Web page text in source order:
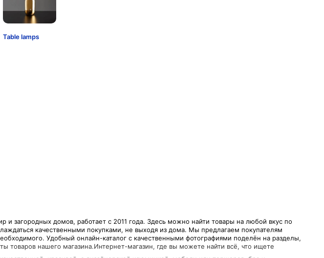
Table lamps
и загородных домов, работает с 2011 года. Здесь можно найти товары на любой вкус по
качественными покупками, не выходя из дома. Мы предлагаем покупателям
Удобный онлайн-каталог с качественными фотографиями поделён на разделы,
товаров нашего магазина.Интернет-магазин, где вы можете найти всё, что ищете